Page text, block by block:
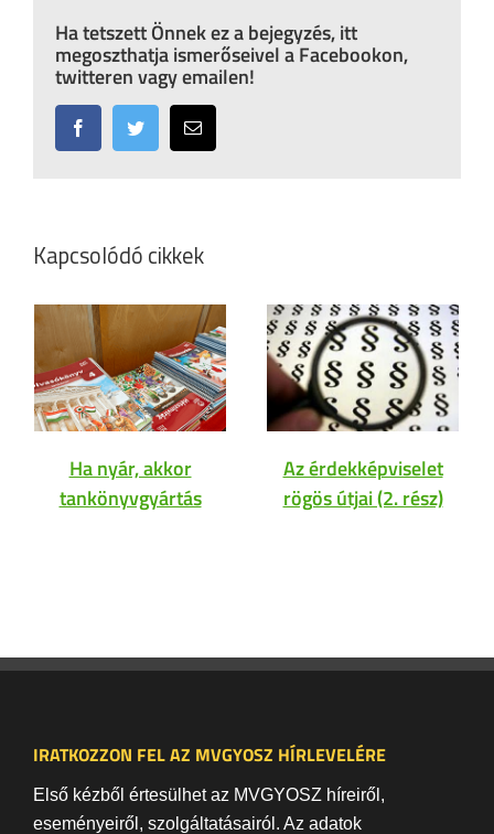
Ha tetszett Önnek ez a bejegyzés, itt
megoszthatja ismerőseivel a Facebookon,
twitteren vagy emailen!
FacebookTwitter Email:
Kapcsolódó cikkek
Ha nyár, akkor
tankönyvgyártás
Az érdekképviselet
rögös útjai (2. rész)
IRATKOZZON FEL AZ MVGYOSZ HÍRLEVELÉRE
Első kézből értesülhet az MVGYOSZ híreiről,
eseményeiről, szolgáltatásairól. Az adatok